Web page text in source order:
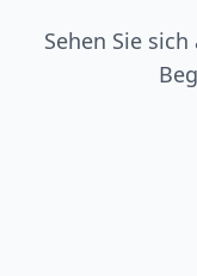
Sehen Sie